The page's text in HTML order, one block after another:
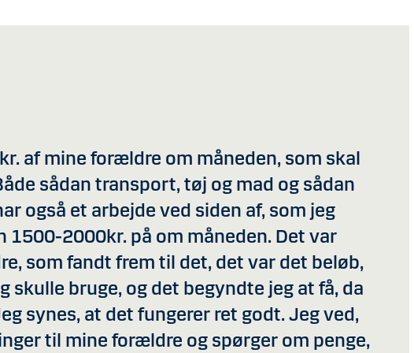
af mine forældre om måneden, som skal
sådan transport, tøj og mad og sådan
også et arbejde ved siden af, som jeg
1500-2000kr. på om måneden. Det var
som fandt frem til det, det var det beløb,
skulle bruge, og det begyndte jeg at få, da
synes, at det fungerer ret godt. Jeg ved,
til mine forældre og spørger om penge,